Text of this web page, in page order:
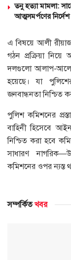
তনু হত্যা মামলা:
আত্মসমর্পণের নির্দেশ
এ বিষয়ে আলী
গঠন প্রক্রিয়া
দলগুলো আলাপ-
হয়েছে। যা
জনবান্ধনতা নিশ্চিত
পুলিশ কমিশনের
বাহিনী হিসেবে
নিশ্চিত করা হবে
সাধারণ
কমিশনের ওপর ন্যস্ত
সম্পর্কিতখবর